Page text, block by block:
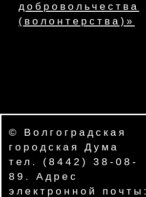
добровольчества
(волонтерства)»
© Волгоградская
городская Дума
тел. (8442) 38-08-
89. Адрес
электронной почты: